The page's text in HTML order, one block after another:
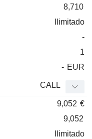
8,710
Ilimitado
-
1
- EUR
CALL
9,052 €
9,052
Ilimitado